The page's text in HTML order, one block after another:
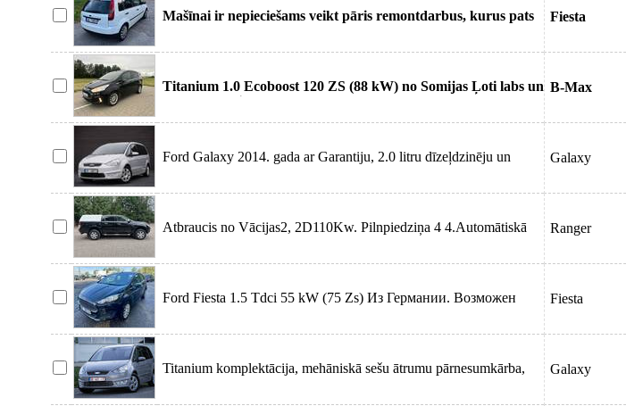
Mašīnai ir nepieciešams veikt pāris remontdarbus, kurus pats
Fiesta
Titanium 1.0 Ecoboost 120 ZS (88 kW) no Somijas Ļoti labs un B-Max
Ford Galaxy 2014. gada ar Garantiju, 2.0 litru dīzeļdzinēju un
Galaxy
Atbraucis no Vācijas2, 2D110Kw. Pilnpiedziņa 4 4.Automātiskā
Ranger
Ford Fiesta 1.5 Tdci 55 kW (75 Zs) Из Германии. Возможен
Fiesta
Titanium komplektācija, mehāniskā sešu ātrumu pārnesumkārba,
Galaxy